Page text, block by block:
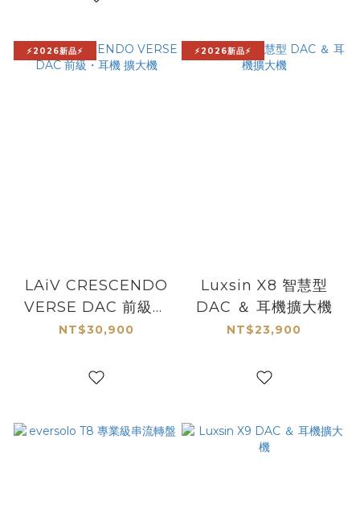
⚡2026新品⚡
LAiV CRESCENDO
VERSE DAC 前級・
耳機 擴大機
NT$30,900
⚡2026新品⚡
Luxsin X8 智慧型
DAC ＆ 耳機擴大機
NT$23,900